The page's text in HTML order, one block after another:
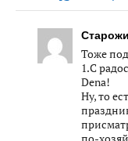
Тоже
1.С
Denа!
Ну, то